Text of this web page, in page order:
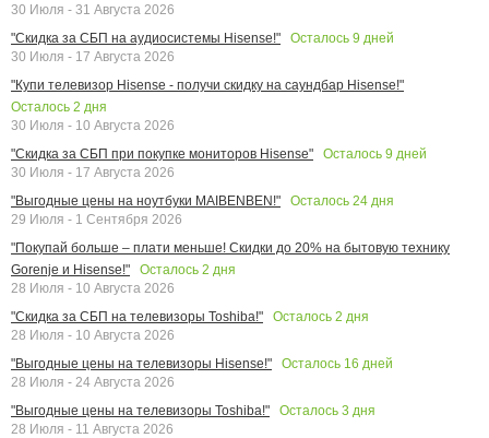
30 Июля - 31 Августа 2026
"Скидка за СБП на аудиосистемы Hisense!"
Осталось 9 дней
30 Июля - 17 Августа 2026
"Купи телевизор Hisense - получи скидку на саундбар Hisense!"
Осталось 2 дня
30 Июля - 10 Августа 2026
"Скидка за СБП при покупке мониторов Hisense"
Осталось 9 дней
30 Июля - 17 Августа 2026
"Выгодные цены на ноутбуки MAIBENBEN!"
Осталось 24 дня
29 Июля - 1 Сентября 2026
"Покупай больше – плати меньше! Скидки до 20% на бытовую технику
Gorenje и Hisense!"
Осталось 2 дня
28 Июля - 10 Августа 2026
"Скидка за СБП на телевизоры Toshiba!"
Осталось 2 дня
28 Июля - 10 Августа 2026
"Выгодные цены на телевизоры Hisense!"
Осталось 16 дней
28 Июля - 24 Августа 2026
"Выгодные цены на телевизоры Toshiba!"
Осталось 3 дня
28 Июля - 11 Августа 2026